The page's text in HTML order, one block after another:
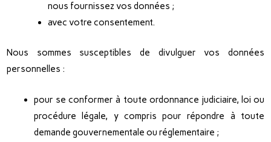
nous fournissez vos données ;
avec votre consentement.
Nous sommes susceptibles de divulguer vos données
personnelles :
pour se conformer à toute ordonnance judiciaire, loi ou
procédure légale, y compris pour répondre à toute
demande gouvernementale ou réglementaire ;